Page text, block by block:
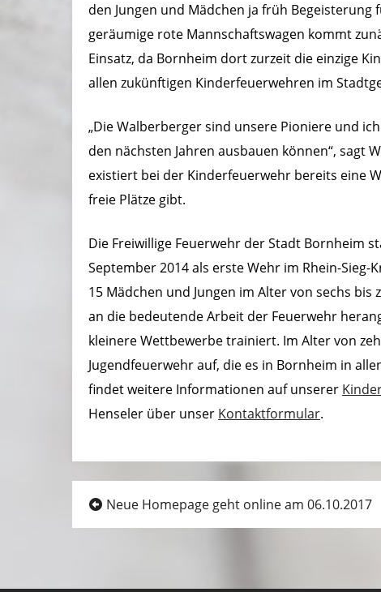
den Jungen und Mädchen ja früh Begeisterung
geräumige rote Mannschaftswagen kommt
Einsatz, da Bornheim dort zurzeit die einzige
allen zukünftigen Kinderfeuerwehren im
„Die Walberberger sind unsere Pioniere und
den nächsten Jahren ausbauen können“, sagt
existiert bei der Kinderfeuerwehr bereits eine
freie Plätze gibt.
Die Freiwillige Feuerwehr der Stadt Bornheim
September 2014 als erste Wehr im Rhein-
15 Mädchen und Jungen im Alter von sechs
an die bedeutende Arbeit der Feuerwehr
kleinere Wettbewerbe trainiert. Im Alter von
Jugendfeuerwehr auf, die es in Bornheim in
findet weitere Informationen auf unserer
Henseler über unser Kontaktformular.
Beitragsnavigation
Neue Homepage geht online am 06.10.2017